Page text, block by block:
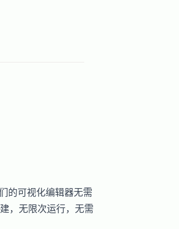
的可视化编辑器无需
，无限次运行，无需